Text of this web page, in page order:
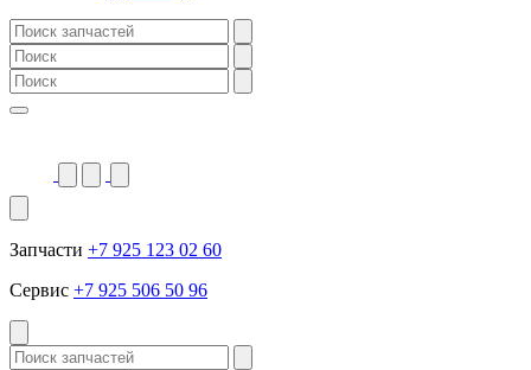
Запчасти +7 925 123 02 60
Сервис +7 925 506 50 96